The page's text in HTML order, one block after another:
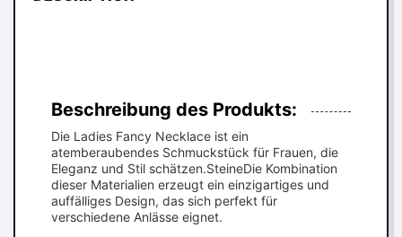
Beschreibung des Produkts:
Die Ladies Fancy Necklace ist ein
atemberaubendes Schmuckstück für Frauen, die
Eleganz und Stil schätzen.SteineDie Kombination
dieser Materialien erzeugt ein einzigartiges und
auffälliges Design, das sich perfekt für
verschiedene Anlässe eignet.